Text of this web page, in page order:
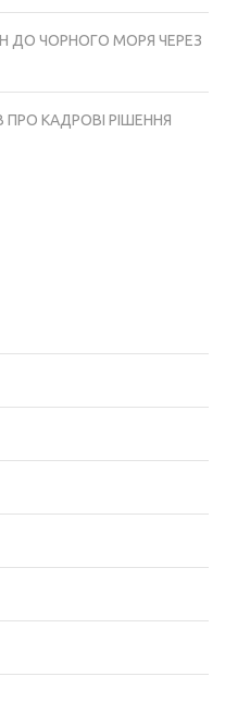
ДО ЧОРНОГО МОРЯ ЧЕРЕЗ
КАДРОВІ РІШЕННЯ